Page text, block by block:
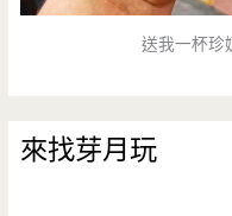
送我一杯珍
來找芽月玩